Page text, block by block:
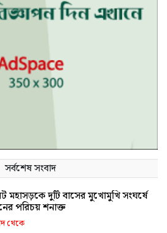
সর্বশেষ সংবাদ
মহাসড়কে দুটি বাসের মুখোমুখি সংঘর্ষে
পরিচয় শনাক্ত
থেকে